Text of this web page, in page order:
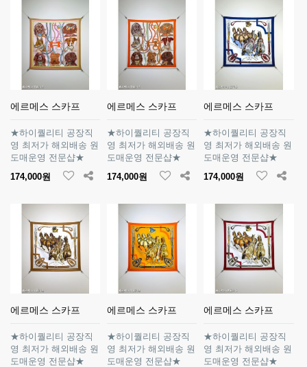
에르메스 스카프
★하이퀄리티 공장직
영 최저가 해외배송 원
도매운영 전문샵★
174,000원
에르메스 스카프
★하이퀄리티 공장직
영 최저가 해외배송 원
도매운영 전문샵★
174,000원
에르메스 스카프
★하이퀄리티 공장직
영 최저가 해외배송 원
도매운영 전문샵★
174,000원
에르메스 스카프
★하이퀄리티 공장직
영 최저가 해외배송 원
도매운영 전문샵★
에르메스 스카프
★하이퀄리티 공장직
영 최저가 해외배송 원
도매운영 전문샵★
에르메스 스카프
★하이퀄리티 공장직
영 최저가 해외배송 원
도매운영 전문샵★